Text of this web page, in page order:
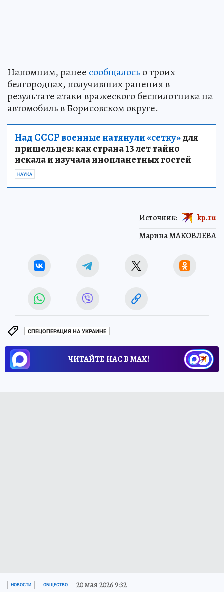
Напомним, ранее сообщалось о троих
белгородцах, получивших ранения в
результате атаки вражеского беспилотника на
автомобиль в Борисовском округе.
Над СССР военные натянули «сетку»для
пришельцев: как страна 13 лет тайно
искала и изучала инопланетных гостей
НАУКА
Марина МАКОВЛЕВА
Источник: kp.ru
СПЕЦОПЕРАЦИЯ НА УКРАИНЕ
ЧИТАЙТЕ НАС В МАХ!
НОВОСТИ ОБЩЕСТВО 20 мая 2026 9:32